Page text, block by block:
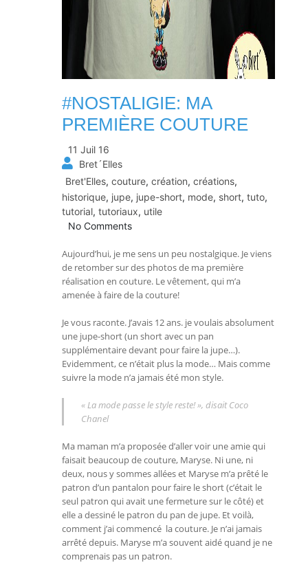
#NOSTALIGIE: MA
PREMIÈRE COUTURE
11 Juil 16
Bret´Elles
Bret'Elles, couture, création, créations,
historique, jupe, jupe-short, mode, short, tuto,
tutorial, tutoriaux, utile
No Comments
Aujourd’hui, je me sens un peu nostalgique. Je viens
de retomber sur des photos de ma première
réalisation en couture. Le vêtement, qui m’a
amenée à faire de la couture!
Je vous raconte. J’avais 12 ans. je voulais absolument
une jupe-short (un short avec un pan
supplémentaire devant pour faire la jupe…).
Evidemment, ce n’était plus la mode… Mais comme
suivre la mode n’a jamais été mon style.
« La mode passe le style reste! », disait Coco
Chanel
Ma maman m’a proposée d’aller voir une amie qui
faisait beaucoup de couture, Maryse. Ni une, ni
deux, nous y sommes allées et Maryse m’a prêté le
patron d’un pantalon pour faire le short (c’était le
seul patron qui avait une fermeture sur le côté) et
elle a dessiné le patron du pan de jupe. Et voilà,
comment j’ai commencé la couture. Je n’ai jamais
arrêté depuis. Maryse m’a souvent aidé quand je ne
comprenais pas un patron.